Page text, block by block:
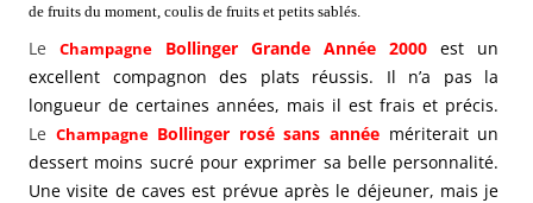
de fruits du moment, coulis de fruits et petits sablés.
LeChampagne Bollinger Grande Année 2000 est un
excellent compagnon des plats réussis. Il n’a pas la
longueur de certaines années, mais il est frais et précis.
Le ChampagneBollinger rosé sans année mériterait un
dessert moins sucré pour exprimer sa belle personnalité.
Une visite de caves est prévue après le déjeuner, mais je